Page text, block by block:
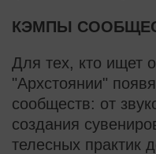
КЭМПЫ
Для тех, кто ищет
"Архстоянии"
сообществ: от
создания
телесных практик